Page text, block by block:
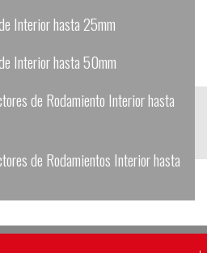
Interior hasta 25mm
Interior hasta 50mm
de Rodamiento Interior hasta
de Rodamientos Interior hasta